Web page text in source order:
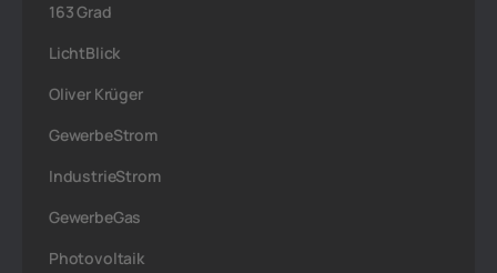
163 Grad
LichtBlick
Oliver Krüger
GewerbeStrom
IndustrieStrom
GewerbeGas
Photovoltaik